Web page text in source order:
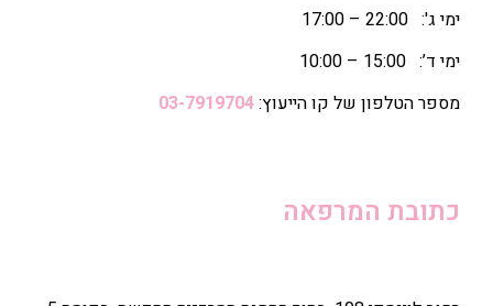
ימי ג': 22:00 – 17:00
ימי ד’: 15:00 – 10:00
מספר הטלפון של קו הייעוץ:03-7919704
כתובת המרפאה